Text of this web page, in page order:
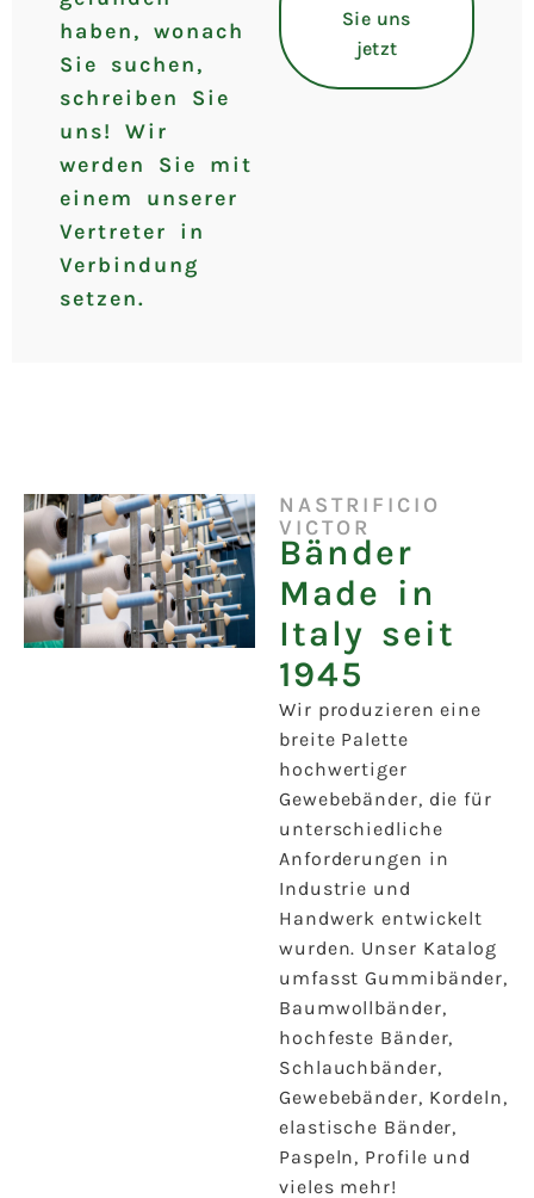
haben, wonach
Sie suchen,
schreiben Sie
uns! Wir
werden Sie mit
einem unserer
Vertreter in
Verbindung
setzen.
Sie uns
jetzt
NASTRIFICIO
VICTOR
Bänder
Made in
Italy seit
1945
Wir produzieren eine
breite Palette
hochwertiger
Gewebebänder, die für
unterschiedliche
Anforderungen in
Industrie und
Handwerk entwickelt
wurden. Unser Katalog
umfasst Gummibänder,
Baumwollbänder,
hochfeste Bänder,
Schlauchbänder,
Gewebebänder, Kordeln,
elastische Bänder,
Paspeln, Profile und
vieles mehr!